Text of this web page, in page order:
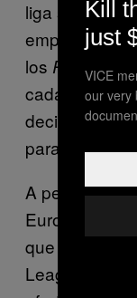
liga sin
empatar en
los Rossoneri
cada gol con
decisiva no
para el futbol
A pesar de
Europea
que en el
League, el
Kill
just
VICE
our very